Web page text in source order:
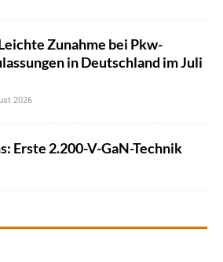
Zunahme bei Pkw-
in Deutschland im Juli
2026
Erste 2.200-V-GaN-Technik